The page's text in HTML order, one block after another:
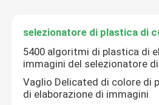
selezionatore di plastica di
selezionatore di colore del tè
selezionatore di plastica di
5400 algoritmi di plastica di
immagini del selezionatore
Vaglio Delicated di colore di
di elaborazione di immagini